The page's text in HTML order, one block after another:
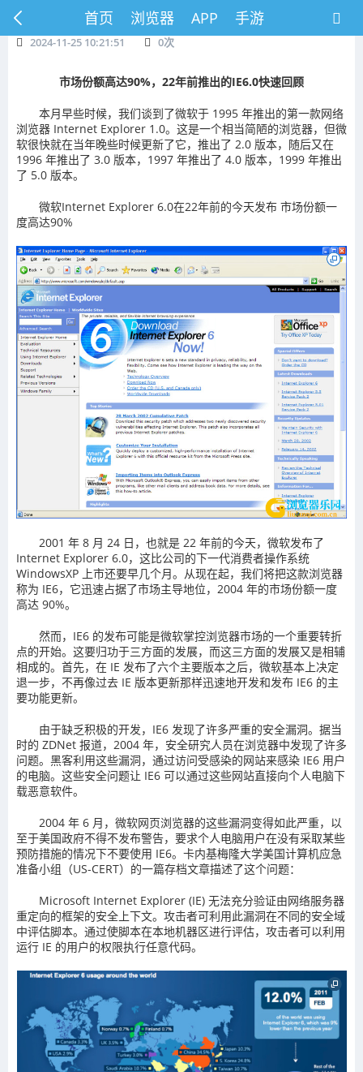
首页 浏览器 APP 手游
2024-11-25 10:21:51 0次
市场份额高达90%，22年前推出的IE6.0快速回顾
本月早些时候，我们谈到了微软于 1995 年推出的第一款网络
浏览器 Internet Explorer 1.0。这是一个相当简陋的浏览器，但微
软很快就在当年晚些时候更新了它，推出了 2.0 版本，随后又在
1996 年推出了 3.0 版本，1997 年推出了 4.0 版本，1999 年推出
了 5.0 版本。
微软Internet Explorer 6.0在22年前的今天发布 市场份额一
度高达90%
2001 年 8 月 24 日，也就是 22 年前的今天，微软发布了
Internet Explorer 6.0，这比公司的下一代消费者操作系统
WindowsXP 上市还要早几个月。从现在起，我们将把这款浏览器
称为 IE6，它迅速占据了市场主导地位，2004 年的市场份额一度
高达 90%。
然而，IE6 的发布可能是微软掌控浏览器市场的一个重要转折
点的开始。这要归功于三方面的发展，而这三方面的发展又是相辅
相成的。首先，在 IE 发布了六个主要版本之后，微软基本上决定
退一步，不再像过去 IE 版本更新那样迅速地开发和发布 IE6 的主
要功能更新。
由于缺乏积极的开发，IE6 发现了许多严重的安全漏洞。据当
时的 ZDNet 报道，2004 年，安全研究人员在浏览器中发现了许多
问题。黑客利用这些漏洞，通过访问受感染的网站来感染 IE6 用户
的电脑。这些安全问题让 IE6 可以通过这些网站直接向个人电脑下
载恶意软件。
2004 年 6 月，微软网页浏览器的这些漏洞变得如此严重，以
至于美国政府不得不发布警告，要求个人电脑用户在没有采取某些
预防措施的情况下不要使用 IE6。卡内基梅隆大学美国计算机应急
准备小组（US-CERT）的一篇存档文章描述了这个问题：
Microsoft Internet Explorer (IE) 无法充分验证由网络服务器
重定向的框架的安全上下文。攻击者可利用此漏洞在不同的安全域
中评估脚本。通过使脚本在本地机器区进行评估，攻击者可以利用
运行 IE 的用户的权限执行任意代码。